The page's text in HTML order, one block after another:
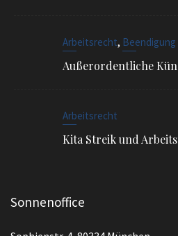
Arbeitsrecht,
Außerordentliche
Arbeitsrecht
Kita Streik und
Sonnenoffice